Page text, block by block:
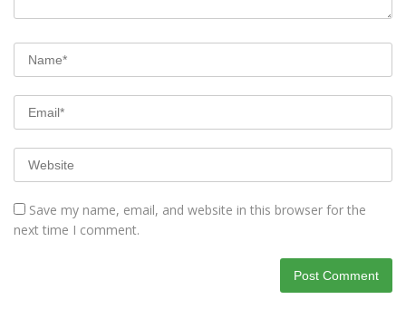
Save my name, email, and website in this browser for the
next time I comment.